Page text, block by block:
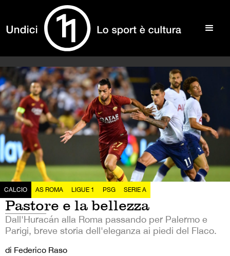
CALCIO AS ROMA LIGUE 1 PSG SERIE A
Pastore e la bellezza
Dall'Huracán alla Roma passando per Palermo e
Parigi, breve storia dell'eleganza ai piedi del Flaco.
di Federico Raso